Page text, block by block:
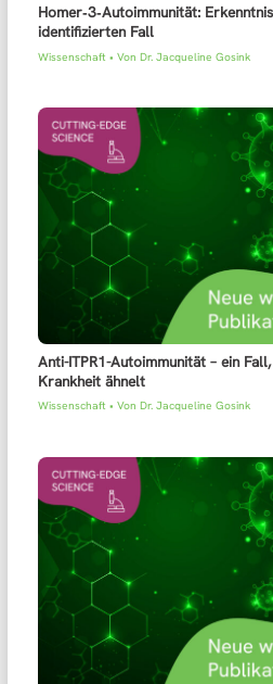
Homer‑3‑Autoimmunität:
identifizierten Fall
Wissenschaft• Von Dr. Jacqueline Gosink
Anti-ITPR1-Autoimmunität – ein
Krankheit ähnelt
Wissenschaft• Von Dr. Jacqueline Gosink